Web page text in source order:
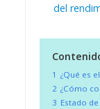
del
1 ¿Qué es
2 ¿Cómo
3 Estado